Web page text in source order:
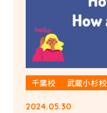
千葉校 武蔵小杉校
2024.05.30